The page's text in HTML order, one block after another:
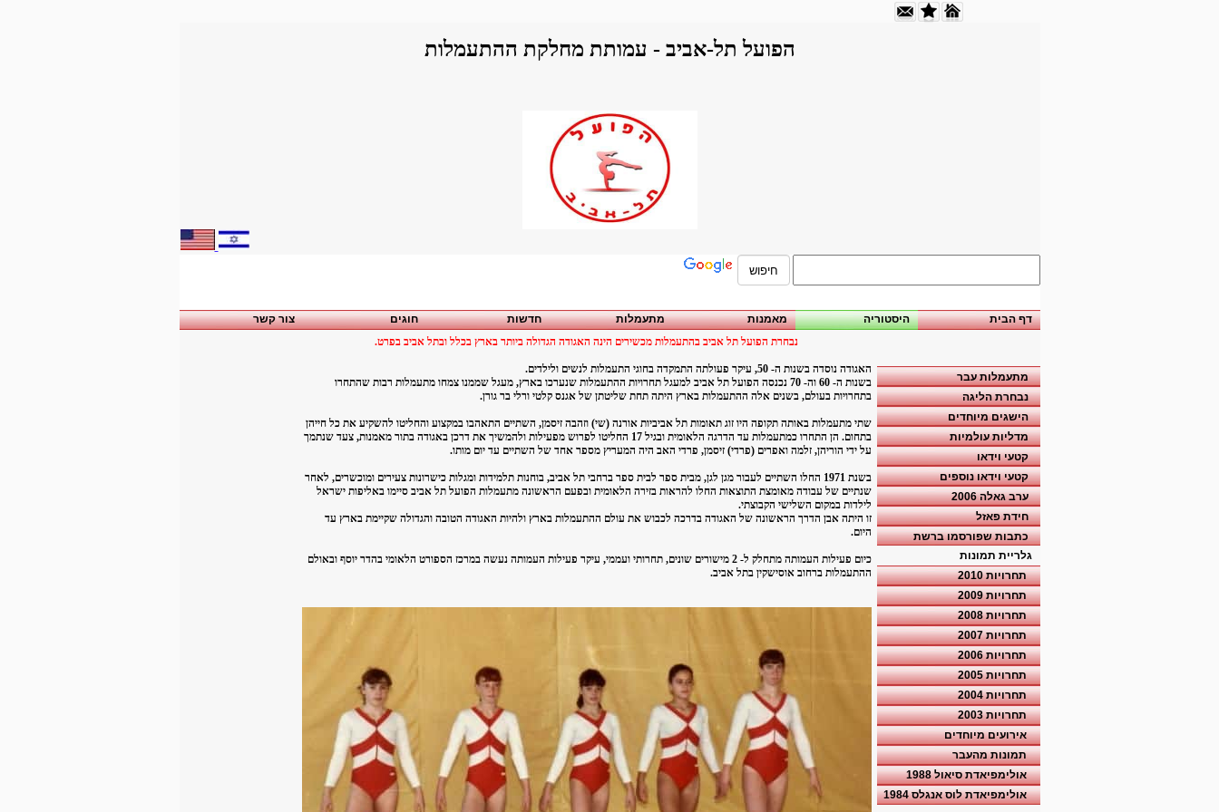
הפועל תל-אביב - עמותת מחלקת ההתעמלות
דף הבית היסטוריה מאמנות מתעמלות חדשות חוגים צור קשר
מתעמלות עבר
נבחרת הליגה
הישגים מיוחדים
מדליות עולמיות
קטעי וידאו
קטעי וידאו נוספים
ערב גאלה 2006
חידת פאזל
כתבות שפורסמו ברשת
גלריית תמונות
תחרויות 2010
תחרויות 2009
תחרויות 2008
תחרויות 2007
תחרויות 2006
תחרויות 2005
תחרויות 2004
תחרויות 2003
אירועים מיוחדים
תמונות מהעבר
אולימפיאדת סיאול 1988
אולימפיאדת לוס אנגלס 1984
נבחרת הפועל תל אביב בהתעמלות מכשירים הינה האגודה הגדולה ביותר בארץ בכלל ובתל אביב בפרט.
האגודה נוסדה בשנות ה- 50, עיקר פעולתה התמקדה בחוגי התעמלות לנשים ולילדים.
בשנות ה- 60 וה- 70 נכנסה הפועל תל אביב למעגל תחרויות ההתעמלות שנערכו בארץ, מעגל שממנו צמחו מתעמלות רבות שהתחרו
בתחרויות בעולם, בשנים אלה ההתעמלות בארץ היתה תחת שליטתן של אגנס קלטי ורלי בר גורן.
שתי מתעמלות באותה תקופה היו זוג תאומות תל אביביות אורנה (שי) וזהבה זיסמן, השתיים התאהבו במקצוע והחליטו להשקיע את כל חייהן
בתחום. הן התחרו כמתעמלות עד הדרגה הלאומית ובגיל 17 החליטו לפרוש מפעילות ולהמשיך את דרכן באגודה בתור מאמנות, צעד שנתמך
על ידי הוריהן, זלמה ואפרים (פרדי) זיסמן, פרדי האב היה המעריץ מספר אחד של השתיים עד יום מותו.
בשנת 1971 החלו השתיים לעבור מגן לגן, מבית ספר לבית ספר ברחבי תל אביב, בוחנות תלמידות ומגלות כישרונות צעירים ומוכשרים, לאחר
שנתיים של עבודה מאומצת התוצאות החלו להראות בזירה הלאומית ובפעם הראשונה מתעמלות הפועל תל אביב סיימו באליפות ישראל
לילדות במקום השלישי הקבוצתי.
זו היתה אבן הדרך הראשונה של האגודה בדרכה לכבוש את עולם ההתעמלות בארץ ולהיות האגודה הטובה והגדולה שקיימת בארץ עד
היום.
כיום פעילות העמותה מתחלק ל- 2 מישורים שונים, תחרותי ועממי, עיקר פעילות העמותה נעשה במרכז הספורט הלאומי בהדר יוסף ובאולם
ההתעמלות ברחוב אוסישקין בתל אביב.